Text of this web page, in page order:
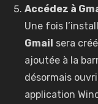
Accédez à
Une fois
Gmail sera
ajoutée à la
désormais
application